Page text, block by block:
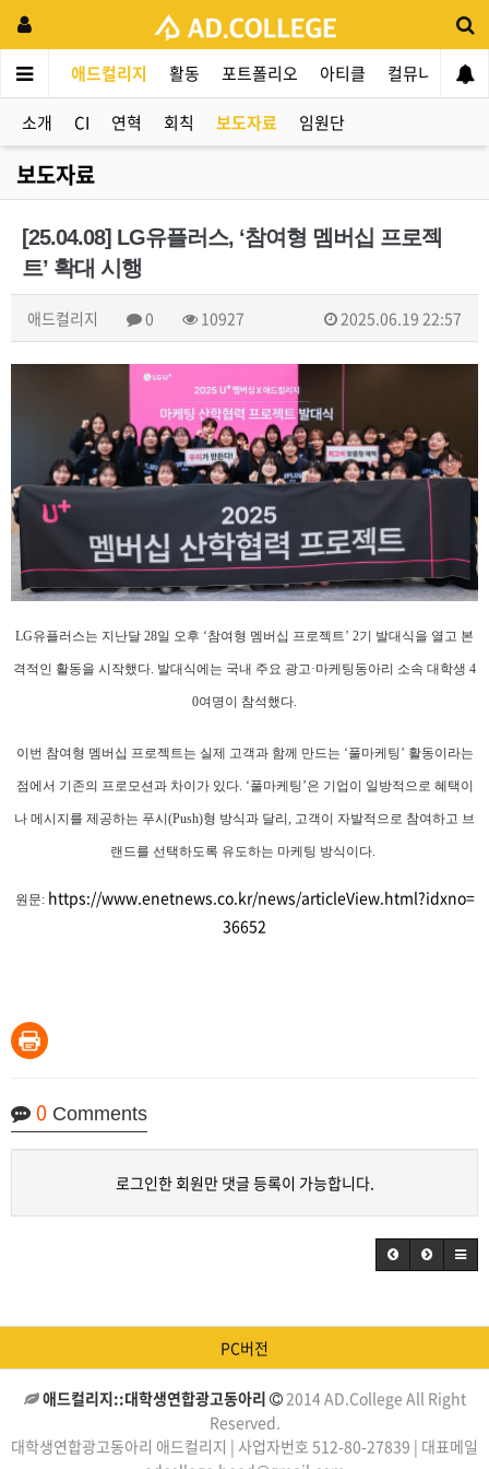
애드컬리지 활동 포트폴리오 아티클 컬뮤니티
소개 CI 연혁 회칙 보도자료 임원단
보도자료
[25.04.08] LG유플러스, ‘참여형 멤버십 프로젝
트’ 확대 시행
애드컬리지 0 10927 2025.06.19 22:57
LG유플러스는 지난달 28일 오후 ‘참여형 멤버십 프로젝트’ 2기 발대식을 열고 본
격적인 활동을 시작했다. 발대식에는 국내 주요 광고·마케팅동아리 소속 대학생 4
0여명이 참석했다.
이번 참여형 멤버십 프로젝트는 실제 고객과 함께 만드는 ‘풀마케팅’ 활동이라는
점에서 기존의 프로모션과 차이가 있다. ‘풀마케팅’은 기업이 일방적으로 혜택이
나 메시지를 제공하는 푸시(Push)형 방식과 달리, 고객이 자발적으로 참여하고 브
랜드를 선택하도록 유도하는 마케팅 방식이다.
원문: https://www.enetnews.co.kr/news/articleView.html?idxno=
36652
0 Comments
로그인한 회원만 댓글 등록이 가능합니다.
PC버전
애드컬리지::대학생연합광고동아리
2014 AD.College All Right
Reserved.
대학생연합광고동아리 애드컬리지 | 사업자번호 512-80-27839 | 대표메일